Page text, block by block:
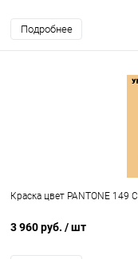
Подробнее
Краска цвет PANTONE 149 C
3 960 руб. / шт